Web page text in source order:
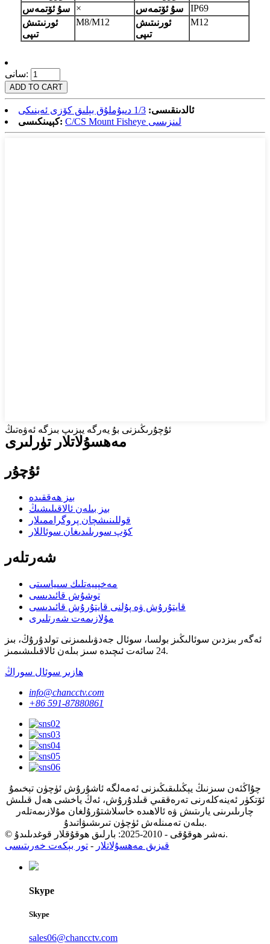
سۇ ئۆتمەس × سۇ ئۆتمەس
IP69
ئورنىتىش
تىپى
M8/M12
ئورنىتىش
تىپى
M12
سانى:
ئالدىنقىسى: 1/3 دىيۇملۇق بېلىق كۆزى ئەينىكى
كېيىنكىسى:
C/CS Mount Fisheye لىنزىسى
ئۇچۇرىڭىزنى بۇ يەرگە يېزىپ بىزگە ئەۋەتىڭ
مەھسۇلاتلار تۈرلىرى
ئۇچۇر
بىز ھەققىدە
بىز بىلەن ئالاقىلىشىڭ
قوللىنىشچان پروگراممىلار
كۆپ سورىلىدىغان سوئاللار
شەرتلەر
مەخپىيەتلىك سىياسىتى
توشۇش قائىدىسى
قايتۇرۇش ۋە پۇلنى قايتۇرۇش قائىدىسى
مۇلازىمەت شەرتلىرى
ئەگەر بىزدىن سوئالىڭىز بولسا، سوئال جەدۋىلىمىزنى تولدۇرۇڭ، بىز
24 سائەت ئىچىدە سىز بىلەن ئالاقىلىشىمىز.
ھازىر سوئال سوراڭ
info@chancctv.com
+86 591-87880861
چۇاڭئەن سىزنىڭ يېڭىلىقىڭىزنى ئەمەلگە ئاشۇرۇش ئۈچۈن تېخىمۇ
ئۆتكۈر ئەينەكلەرنى تەرەققىي قىلدۇرۇش، ئەڭ ياخشى ھەل قىلىش
چارىلىرىنى يارىتىش ۋە ئالاھىدە خاسلاشتۇرۇلغان مۇلازىمەتلەر
بىلەن تەمىنلەش ئۈچۈن تىرىشىۋاتىدۇ.
© نەشر ھوقۇقى - 2010-2025: بارلىق ھوقۇقلار قوغدىلىدۇ.
قىزىق مەھسۇلاتلار - تور بېكەت خەرىتىسى
Skype
Skype
sales06@chancctv.com